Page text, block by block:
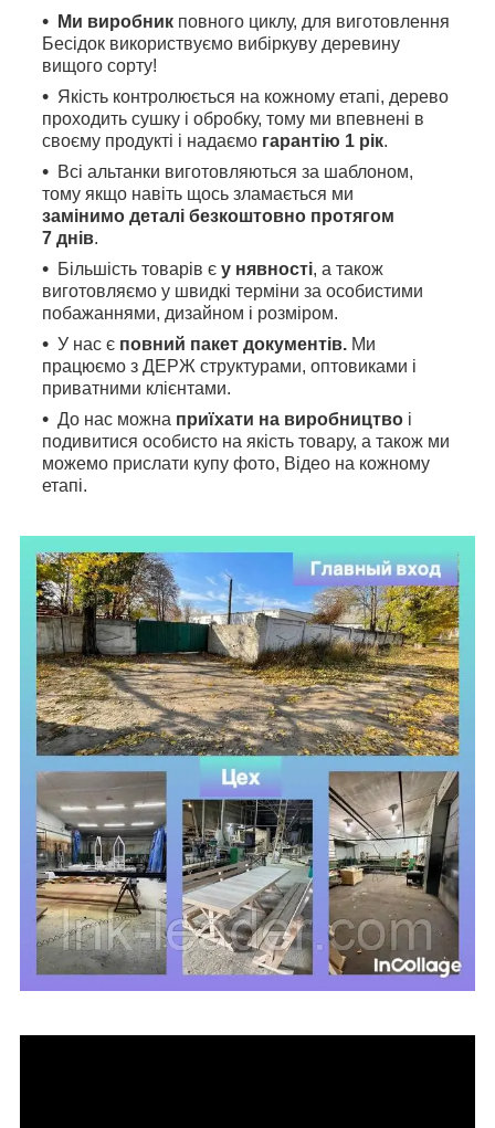
Ми виробник повного циклу, для виготовлення
Бесідок використвуємо вибіркуву деревину
вищого сорту!
Якість контролюється на кожному етапі, дерево
проходить сушку і обробку, тому ми впевнені в
своєму продукті і надаємо гарантію 1 рік.
Всі альтанки виготовляються за шаблоном,
тому якщо навіть щось зламається ми
замінимо деталі безкоштовно протягом
7 днів.
Більшість товарів є у нявності, а також
виготовляємо у швидкі терміни за особистими
побажаннями, дизайном і розміром.
У нас є повний пакет документів. Ми
працюємо з ДЕРЖ структурами, оптовиками і
приватними клієнтами.
До нас можна приїхати на виробництво і
подивитися особисто на якість товару, а також ми
можемо прислати купу фото, Відео на кожному
етапі.